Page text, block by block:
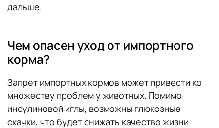
дальше.
Чем опасен уход от импортного
корма?
Запрет импортных кормов может привести ко
множеству проблем у животных. Помимо
инсулиновой иглы, возможны глюкозные
скачки, что будет снижать качество жизни